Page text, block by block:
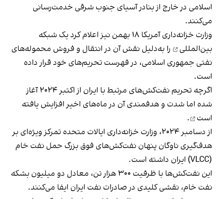
اسلامی در خارج از بنادر آسیای جنوب شرقی خدمت‌رسانی
می‌کنند.
وزارت خزانه‌داری آمریکا ۱۸ بهمن نیز اعلام کرد
یک شبکه
بین‌المللی
را به‌دلیل نقش آن در انتقال و فروش محموله‌های
نفتی جمهوری اسلامی، در فهرست تحریم‌های خود قرار داده
است.
اگرچه تحریم نفت‌کش‌های مرتبط با ایران از اکتبر ۲۰۲۴ آغاز
شده‌ اما شدت و هدفمندی آن در ماه‌های اخیرافزایش یافته
است
.
از دسامبر ۲۰۲۴، وزارت خزانه‌داری ایالات متحده تمرکز ویژه‌ای بر
هدف‌گیری ناوگان پنهان نفت‌کش‌های فوق بزرگ حمل نفت خام
(VLCC) ایران داشته است.
این نفت‌کش‌ها با ظرفیت ۳۰۰ هزار تن، معادل دو میلیون بشکه
نفت خام، نقشی کلیدی در صادرات نفت ایران ایفا می‌کنند.